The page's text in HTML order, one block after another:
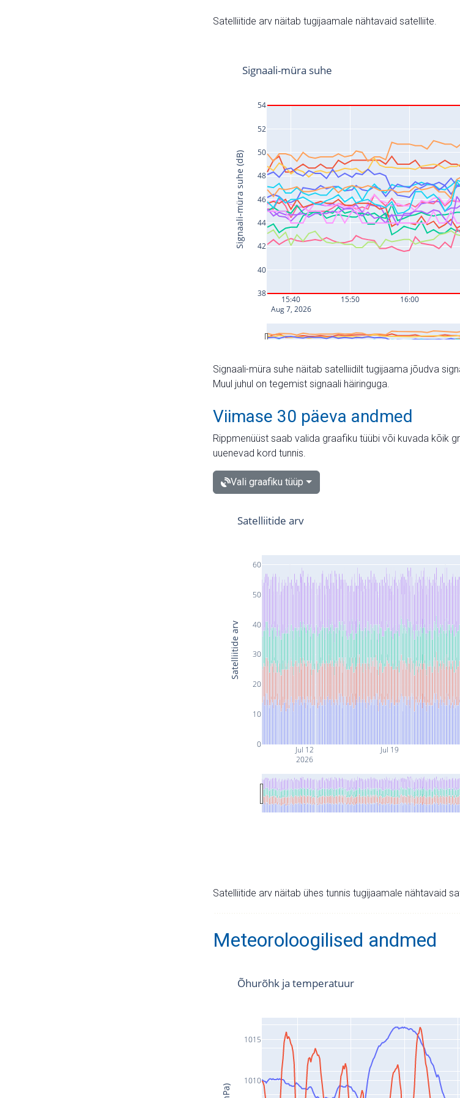
Satelliitide arv näitab tugijaamale nähtavaid satelliite.
Signaali-müra suhe näitab satelliidilt tugijaama jõudva
Muul juhul on tegemist signaali häiringuga.
Viimase 30 päeva andmed
Rippmenüüst saab valida graafiku tüübi või kuvada kõik
uuenevad kord tunnis.
Vali graafiku tüüp
Jul 12
2026
Jul 19
0
10
20
30
40
50
60
Satelliitide arv
Satelliitide arv
Satelliitide arv näitab ühes tunnis tugijaamale nähtavaid
Meteoroloogilised andmed
1010
1015
Õhurõhk ja temperatuur